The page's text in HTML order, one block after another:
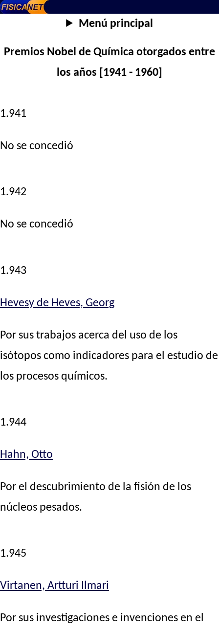
Menú principal
Premios Nobel de Química otorgados entre
los años [1941 - 1960]
1.941
No se concedió
1.942
No se concedió
1.943
Hevesy de Heves, Georg
Por sus trabajos acerca del uso de los
isótopos como indicadores para el estudio de
los procesos químicos.
1.944
Hahn, Otto
Por el descubrimiento de la fisión de los
núcleos pesados.
1.945
Virtanen, Artturi Ilmari
Por sus investigaciones e invenciones en el